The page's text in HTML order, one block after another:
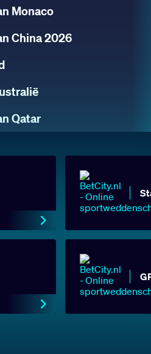
Monaco
China 2026
Qatar